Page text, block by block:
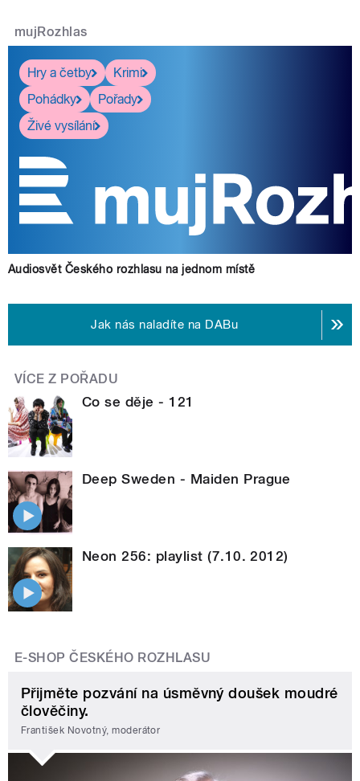
mujRozhlas
Hry a četby
Krimi
Pohádky
Pořady
Živé vysílání
Audiosvět Českého rozhlasu na jednom místě
Jak nás naladíte na DABu
VÍCE Z POŘADU
Co se děje - 121
Deep Sweden - Maiden Prague
Neon 256: playlist (7.10. 2012)
E-SHOP ČESKÉHO ROZHLASU
Přijměte pozvání na úsměvný doušek moudré
člověčiny.
František Novotný, moderátor